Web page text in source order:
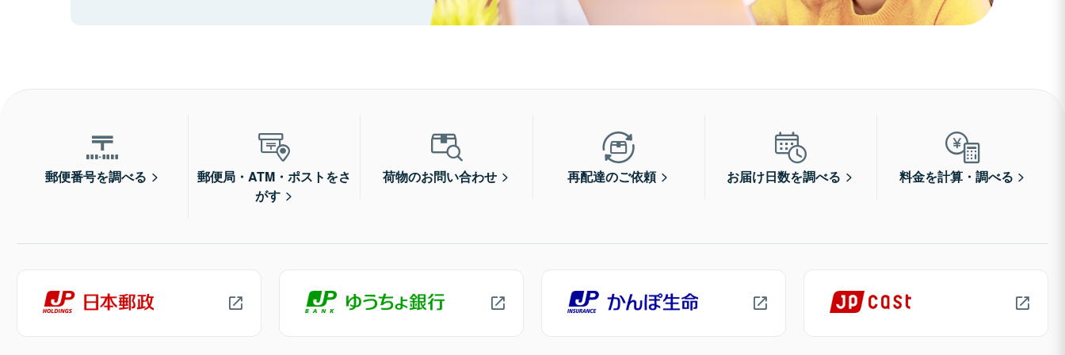
郵便番号を調べる
郵便局・ATM・ポストをさ
がす
荷物のお問い合わせ 再配達のご依頼 お届け日数を調べる 料金を計算・調べる